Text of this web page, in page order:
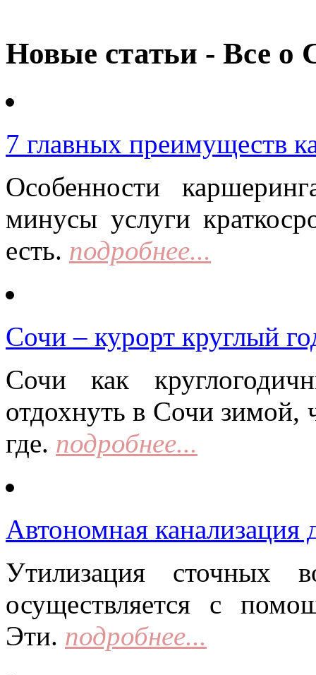
Новые статьи - Все о
7 главных преимуществ
Особенности
минусы услуги
есть. подробнее...
Сочи – курорт круглый
Сочи как
отдохнуть в Сочи зимой,
где. подробнее...
Автономная канализация
Утилизация сточных
осуществляется с
Эти. подробнее...